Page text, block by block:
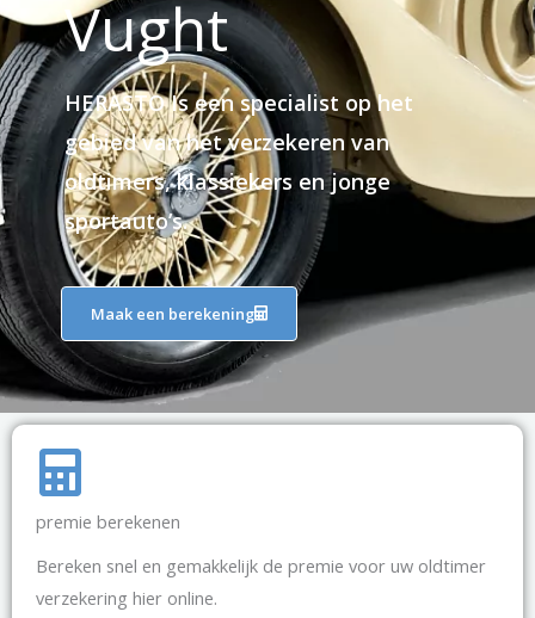
Vught
HERASTO Is een specialist op het
gebied van het verzekeren van
oldtimers, klassiekers en jonge
sportauto’s.
Maak een berekening
premie berekenen
Bereken snel en gemakkelijk de premie voor uw oldtimer
verzekering hier online.